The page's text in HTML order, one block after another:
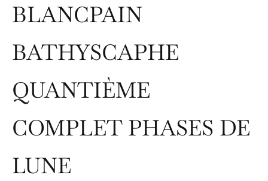
BLANCPAIN
BATHYSCAPHE
QUANTIÈME
COMPLET PHASES DE
LUNE